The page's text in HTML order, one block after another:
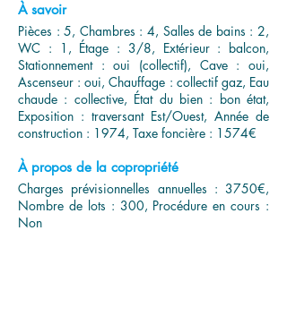
À savoir
Pièces : 5, Chambres : 4, Salles de bains : 2,
WC : 1, Étage : 3/8, Extérieur : balcon,
Stationnement : oui (collectif), Cave : oui,
Ascenseur : oui, Chauffage : collectif gaz, Eau
chaude : collective, État du bien : bon état,
Exposition : traversant Est/Ouest, Année de
construction : 1974, Taxe foncière : 1574€
À propos de la copropriété
Charges prévisionnelles annuelles : 3750€,
Nombre de lots : 300, Procédure en cours :
Non